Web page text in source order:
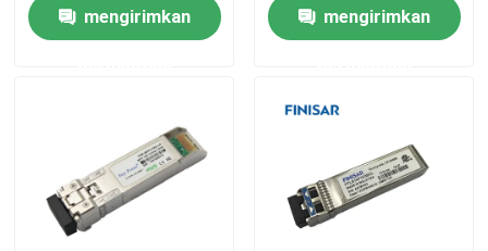
Tur Pabrik
mengirimkan
mengirimkan